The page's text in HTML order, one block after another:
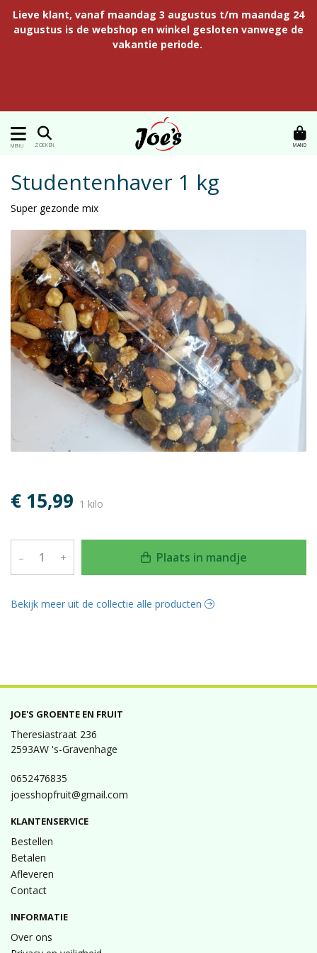
Lieve klant, vanaf maandag 3 augustus t/m maandag 24
augustus is de webshop en winkel gesloten vanwege de
vakantie periode.
MENU ZOEKEN MAND
Studentenhaver 1 kg
Super gezonde mix
€ 15,99 1 kilo
– + Plaats in mandje
Bekijk meer uit de collectie alle producten
JOE'S GROENTE EN FRUIT
Theresiastraat 236
2593AW 's-Gravenhage
0652476835
joesshopfruit@gmail.com
KLANTENSERVICE
Bestellen
Betalen
Afleveren
Contact
INFORMATIE
Over ons